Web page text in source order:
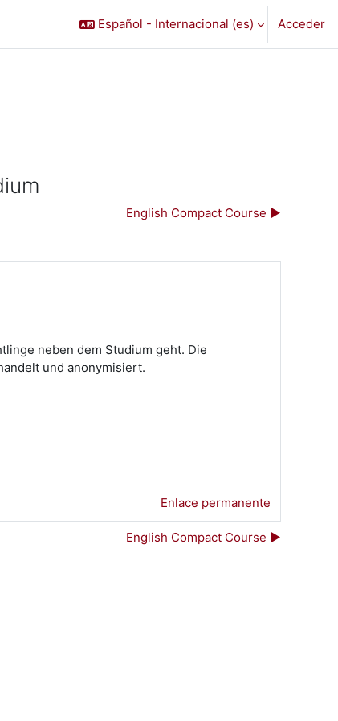
Español - Internacional ‎(es)‎ Acceder
English Compact Course ▶︎
neben dem Studium geht. Die
und anonymisiert.
Enlace permanente
English Compact Course ▶︎